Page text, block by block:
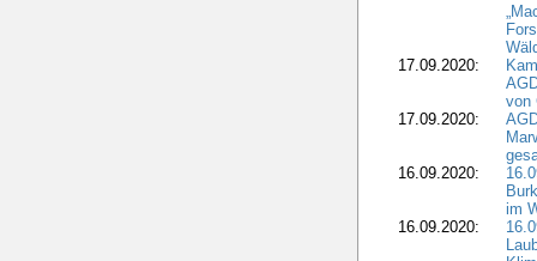
17.09.2020:
von
17.09.2020:
16.09.2020:
im
16.09.2020: